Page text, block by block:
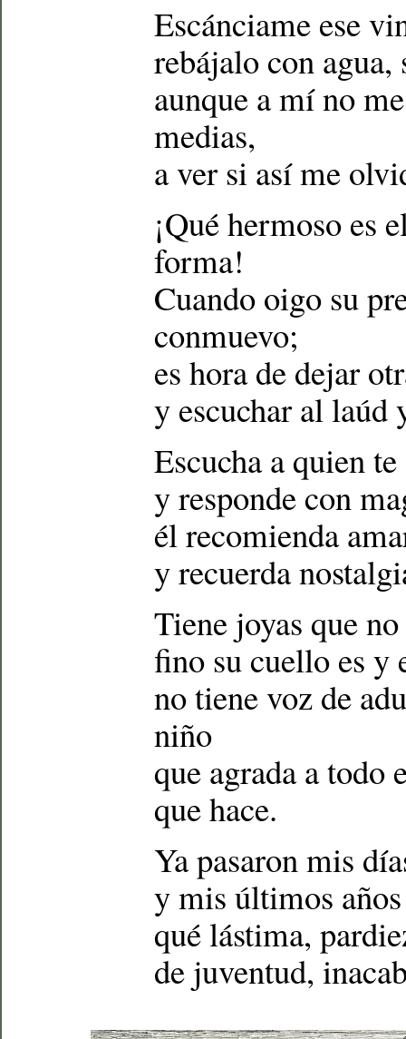
Escánciame ese
rebájalo con agua,
aunque a mí no
medias,
a ver si así me
¡Qué hermoso es
forma!
Cuando oigo su
conmuevo;
es hora de dejar
y escuchar al laúd
Escucha a quien
y responde con
él recomienda
y recuerda
Tiene joyas que
fino su cuello es y
no tiene voz de
niño
que agrada a todo
que hace.
Ya pasaron mis
y mis últimos
qué lástima,
de juventud,